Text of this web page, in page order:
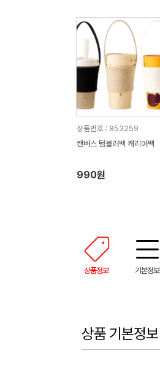
상품번호 : 853259
캔버스 텀블러백 캐리어백
990원
상품정보 기본정보
상품 기본정보